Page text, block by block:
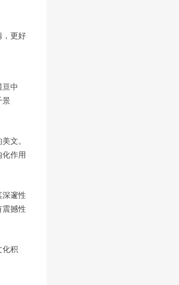
，更好
中
景
文。
作用
深邃性
震撼性
化积